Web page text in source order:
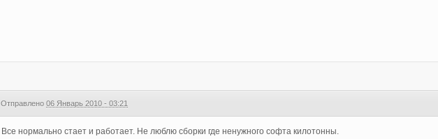
Отправлено06 Январь 2010 - 03:21
Все нормально стает и работает. Не люблю сборки где ненужного софта килотонны.